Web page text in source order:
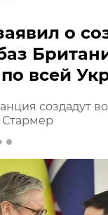
о
всей
создадут
Стармер